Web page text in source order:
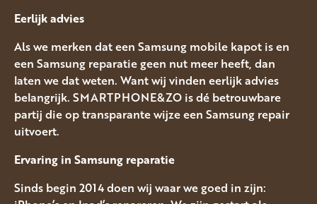
Eerlijk advies
Als we merken dat een Samsung mobile kapot is en
een Samsung reparatie geen nut meer heeft, dan
laten we dat weten. Want wij vinden eerlijk advies
belangrijk. SMARTPHONE&ZO is dé betrouwbare
partij die op transparante wijze een Samsung repair
uitvoert.
Ervaring in Samsung reparatie
Sinds begin 2014 doen wij waar we goed in zijn: